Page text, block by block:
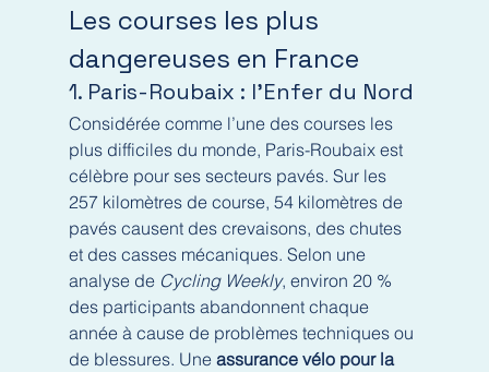
Les courses les plus
dangereuses en France
1. Paris-Roubaix : l’Enfer du Nord
Considérée comme l’une des courses les
plus difficiles du monde, Paris-Roubaix est
célèbre pour ses secteurs pavés. Sur les
257 kilomètres de course, 54 kilomètres de
pavés causent des crevaisons, des chutes
et des casses mécaniques. Selon une
analyse de Cycling Weekly, environ 20 %
des participants abandonnent chaque
année à cause de problèmes techniques ou
de blessures. Une assurance vélo pour la